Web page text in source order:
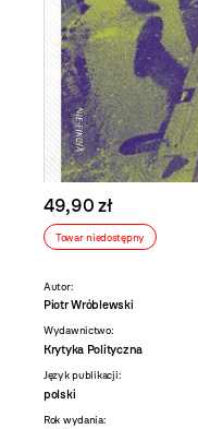
49,90 zł
Towar niedostępny
Autor:
Piotr Wróblewski
Wydawnictwo:
Krytyka Polityczna
Język publikacji:
polski
Rok wydania: